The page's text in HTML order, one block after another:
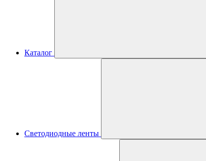
Каталог
Светодиодные ленты